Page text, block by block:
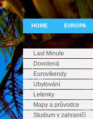
HOME EVROPA
Menu
Last Minute
Dovolená
Eurovíkendy
Ubytování
Letenky
Mapy a průvodce
Studium v zahraničí